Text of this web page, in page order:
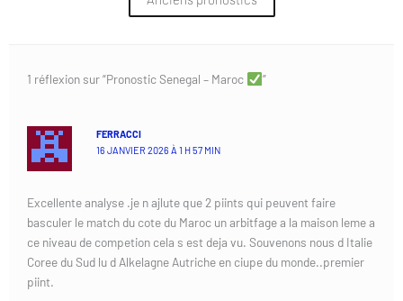
1 réflexion sur “Pronostic Senegal – Maroc ”
FERRACCI
16 JANVIER 2026 À 1 H 57 MIN
Excellente analyse .je n ajlute que 2 piints qui peuvent faire
basculer le match du cote du Maroc un arbitfage a la maison leme a
ce niveau de competion cela s est deja vu. Souvenons nous d Italie
Coree du Sud lu d Alkelagne Autriche en ciupe du monde..premier
piint.